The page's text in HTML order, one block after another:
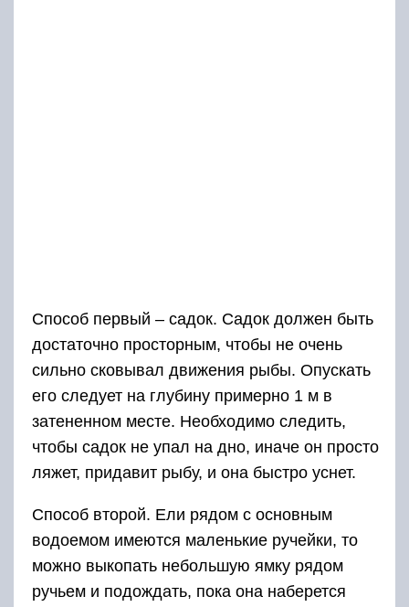
Способ первый – садок. Садок должен быть
достаточно просторным, чтобы не очень
сильно сковывал движения рыбы. Опускать
его следует на глубину примерно 1 м в
затененном месте. Необходимо следить,
чтобы садок не упал на дно, иначе он просто
ляжет, придавит рыбу, и она быстро уснет.
Способ второй. Ели рядом с основным
водоемом имеются маленькие ручейки, то
можно выкопать небольшую ямку рядом
ручьем и подождать, пока она наберется